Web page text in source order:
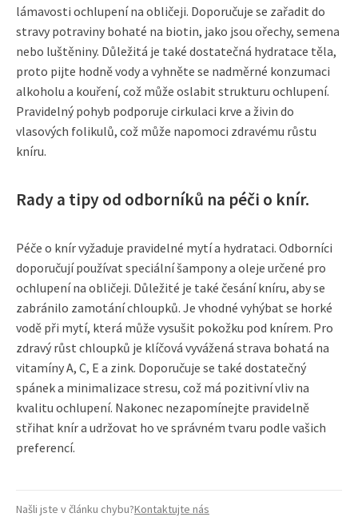
lámavosti ochlupení na obličeji. Doporučuje se zařadit do
stravy potraviny bohaté na biotin, jako jsou ořechy, semena
nebo luštěniny. Důležitá je také dostatečná hydratace těla,
proto pijte hodně vody a vyhněte se nadměrné konzumaci
alkoholu a kouření, což může oslabit strukturu ochlupení.
Pravidelný pohyb podporuje cirkulaci krve a živin do
vlasových folikulů, což může napomoci zdravému růstu
kníru.
Rady a tipy od odborníků na péči o knír.
Péče o knír vyžaduje pravidelné mytí a hydrataci. Odborníci
doporučují používat speciální šampony a oleje určené pro
ochlupení na obličeji. Důležité je také česání kníru, aby se
zabránilo zamotání chloupků. Je vhodné vyhýbat se horké
vodě při mytí, která může vysušit pokožku pod knírem. Pro
zdravý růst chloupků je klíčová vyvážená strava bohatá na
vitamíny A, C, E a zink. Doporučuje se také dostatečný
spánek a minimalizace stresu, což má pozitivní vliv na
kvalitu ochlupení. Nakonec nezapomínejte pravidelně
střihat knír a udržovat ho ve správném tvaru podle vašich
preferencí.
Našli jste v článku chybu?Kontaktujte nás